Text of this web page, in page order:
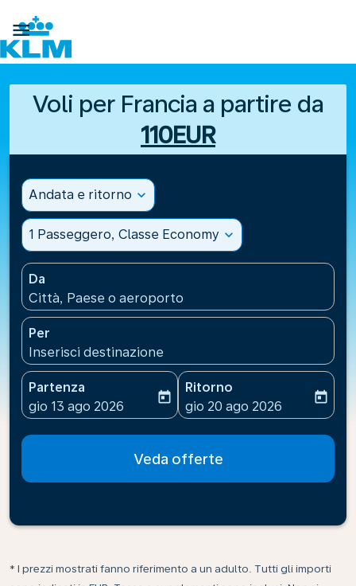

Voli per Francia a partire da
110EUR
Andata e ritorno expand_more
1 Passeggero, Classe Economy expand_more
Da
Città, Paese o aeroporto
Per
Inserisci destinazione
Partenza
fc-booking-departure-date-aria-label
gio 13 ago 2026
today
Ritorno
fc-booking-return-date-
gio 20 ago 2026
today
Veda offerte
* I prezzi mostrati fanno riferimento a un adulto. Tutti gli importi